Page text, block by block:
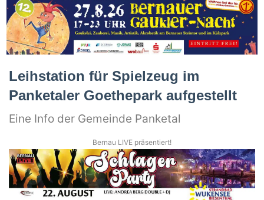
Leihstation für Spielzeug im
Panketaler Goethepark aufgestellt
Eine Info der Gemeinde Panketal
Bernau LIVE präsentiert!